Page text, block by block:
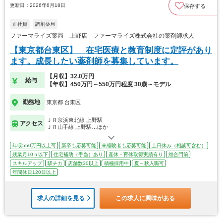
更新日：2026年6月18日 保存する
正社員 調剤薬局
ファーマライズ薬局 上野店 ファーマライズ株式会社の薬剤師求人
【東京都台東区】 在宅医療と教育制度に定評があり
ます。成長したい薬剤師を募集しています。
給与
【月収】32.0万円
【年収】450万円～550万円程度 30歳～モデル
勤務地 東京都 台東区
アクセス
ＪＲ京浜東北線 上野駅
ＪＲ山手線 上野駅…ほか
年収550万円以上可 新卒も応募可能 未経験者も応募可能
土日休み（相談可含む）
残業月10ｈ以下
住宅補助（手当）あり 産休・育休取得実績有り
総合門前
スキルアップ
駅チカ 店舗数30以上 積極採用中
夏～秋入職可
年間休日120日以上
求人の詳細を見る この求人に興味がある